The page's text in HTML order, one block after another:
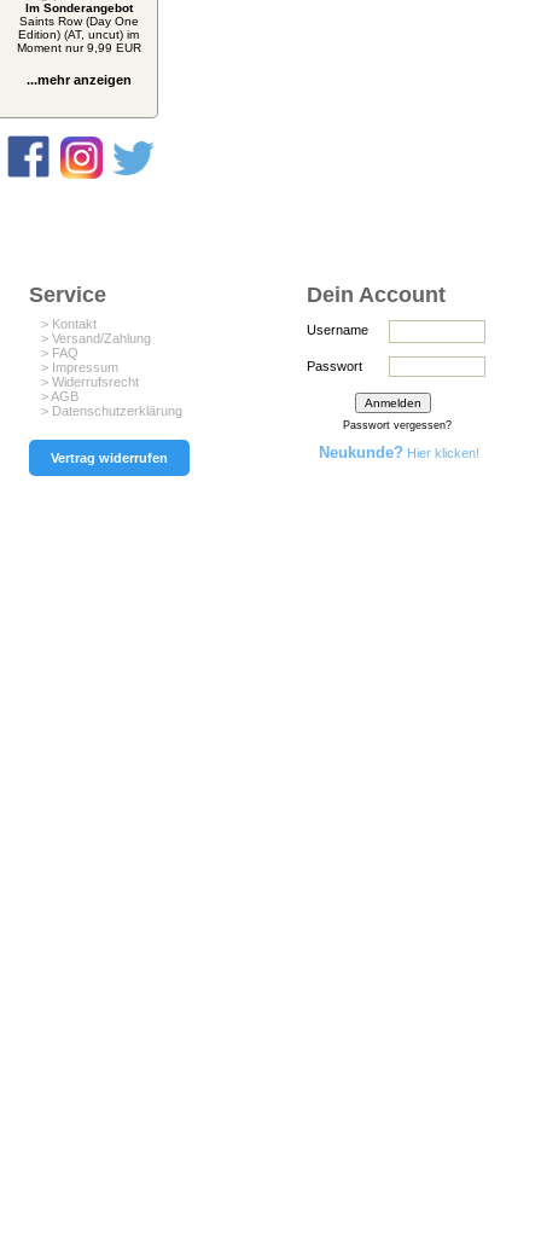
Im Sonderangebot
Saints Row (Day One
Edition) (AT, uncut) im
Moment nur 9,99 EUR
...mehr anzeigen
Service
> Kontakt
> Versand/Zahlung
> FAQ
> Impressum
> Widerrufsrecht
> AGB
> Datenschutzerklärung
Vertrag widerrufen
Dein Account
Username
Passwort
Passwort vergessen?
Neukunde? Hier klicken!